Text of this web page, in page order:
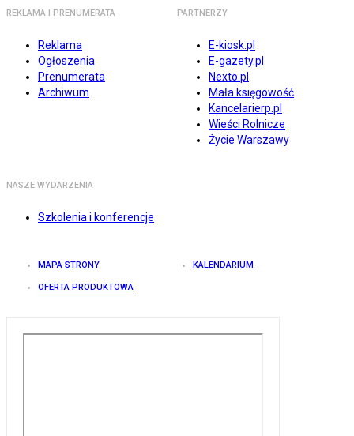
REKLAMA I PRENUMERATA
Reklama
Ogłoszenia
Prenumerata
Archiwum
PARTNERZY
E-kiosk.pl
E-gazety.pl
Nexto.pl
Mała księgowość
Kancelarierp.pl
Wieści Rolnicze
Życie Warszawy
NASZE WYDARZENIA
Szkolenia i konferencje
MAPA STRONY KALENDARIUM
OFERTA PRODUKTOWA